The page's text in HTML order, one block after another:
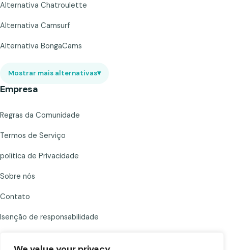
Alternativa Chatroulette
Alternativa Camsurf
Alternativa BongaCams
Mostrar mais alternativas▾
Empresa
Regras da Comunidade
Termos de Serviço
política de Privacidade
Sobre nós
Contato
Isenção de responsabilidade